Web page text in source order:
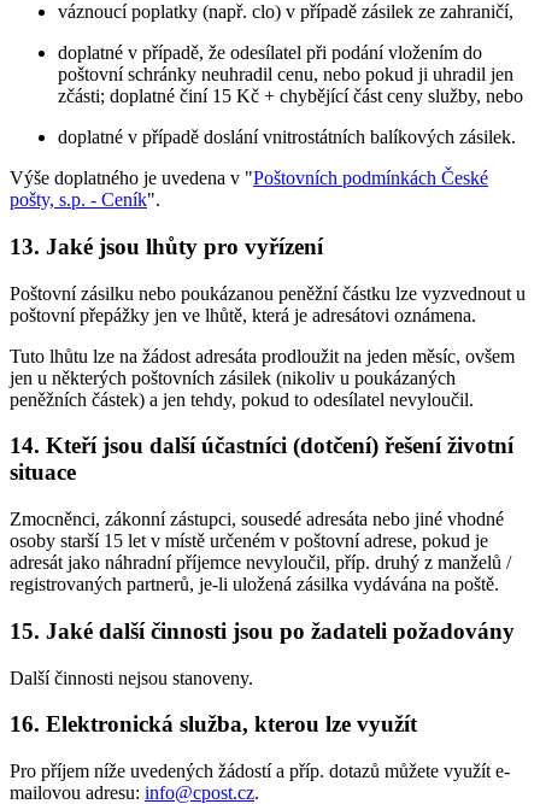
váznoucí poplatky (např. clo) v případě zásilek ze zahraničí,
doplatné v případě, že odesílatel při podání vložením do
poštovní schránky neuhradil cenu, nebo pokud ji uhradil jen
zčásti; doplatné činí 15 Kč + chybějící část ceny služby, nebo
doplatné v případě doslání vnitrostátních balíkových zásilek.
Výše doplatného je uvedena v "Poštovních podmínkách České
pošty, s.p. - Ceník".
13. Jaké jsou lhůty pro vyřízení
Poštovní zásilku nebo poukázanou peněžní částku lze vyzvednout u
poštovní přepážky jen ve lhůtě, která je adresátovi oznámena.
Tuto lhůtu lze na žádost adresáta prodloužit na jeden měsíc, ovšem
jen u některých poštovních zásilek (nikoliv u poukázaných
peněžních částek) a jen tehdy, pokud to odesílatel nevyloučil.
14. Kteří jsou další účastníci (dotčení) řešení životní
situace
Zmocněnci, zákonní zástupci, sousedé adresáta nebo jiné vhodné
osoby starší 15 let v místě určeném v poštovní adrese, pokud je
adresát jako náhradní příjemce nevyloučil, příp. druhý z manželů /
registrovaných partnerů, je-li uložená zásilka vydávána na poště.
15. Jaké další činnosti jsou po žadateli požadovány
Další činnosti nejsou stanoveny.
16. Elektronická služba, kterou lze využít
Pro příjem níže uvedených žádostí a příp. dotazů můžete využít e-
mailovou adresu: info@cpost.cz.